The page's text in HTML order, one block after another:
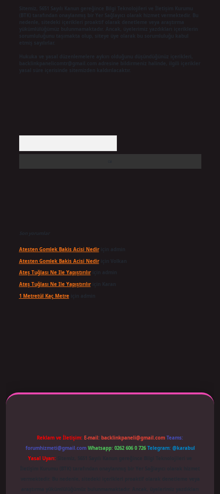
Sitemiz, 5651 Sayılı Kanun gereğince Bilgi Teknolojileri ve İletişim Kurumu
(BTK) tarafından onaylanmış bir Yer Sağlayıcı olarak hizmet vermektedir. Bu
nedenle, sitedeki içerikleri proaktif olarak denetleme veya araştırma
yükümlülüğümüz bulunmamaktadır. Ancak, üyelerimiz yazdıkları içeriklerin
Hukuka ve yasal düzenlemelere aykırı olduğunu düşündüğünüz içerikleri,
Son yorumlar
Atesten Gomlek Bakis Acisi Nediriçin
Atesten Gomlek Bakis Acisi Nediriçin
Ateş Tuğlası Ne Ile Yapıştırılıriçin
Ateş Tuğlası Ne Ile Yapıştırılıriçin
1 Metretül Kaç Metreiçin
Reklam ve İletişim: E-mail: backlinkpaneli@gmail.com Teams:
forumhizmeti@gmail.com Whatsapp: 0262 606 0 726 Telegram: @karabul
Yasal Uyarı: